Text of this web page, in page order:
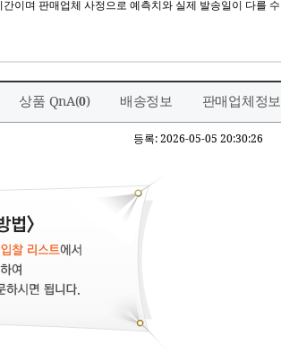
이며 판매업체 사정으로 예측치와 실제 발송일이 다를 수
상품 QnA(0) 배송정보 판매업체정보
등록: 2026-05-05 20:30:26